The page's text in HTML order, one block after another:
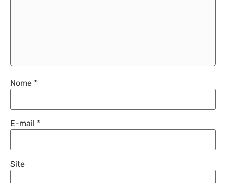
Nome *
E-mail *
Site